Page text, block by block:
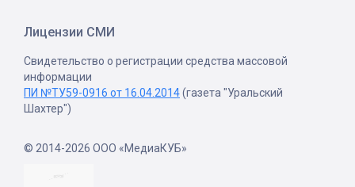
Лицензии СМИ
Свидетельство о регистрации средства массовой
информации
ПИ №ТУ59-0916 от 16.04.2014(газета "Уральский
Шахтер")
© 2014-2026 ООО «МедиаКУБ»